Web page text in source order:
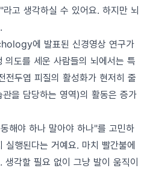
고 생각하실 수 있어요. 하지만 뇌
에 발표된 신경영상 연구가
의도를 세운 사람들의 뇌에서는 특
전두엽 피질의 활성화가 현저히 줄
을 담당하는 영역)의 활동은 증가
해야 하나 말아야 하나"를 고민하
행된다는 거예요. 마치 빨간불에
각할 필요 없이 그냥 발이 움직이